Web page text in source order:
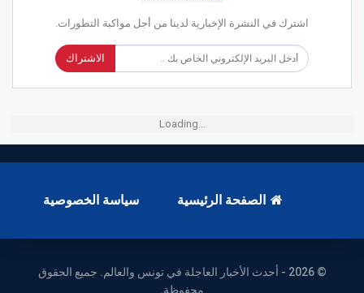
اشترك في النشرة الإخبارية لدينا من أجل مواكبة التطورات.
الاشتراك
Loading...
الصفحة الرئيسية سياسة الخصوصية
© 2026 - أحدث الأخبار العاجلة في تونس والعالم. جميع الحقوق
محفوظة.